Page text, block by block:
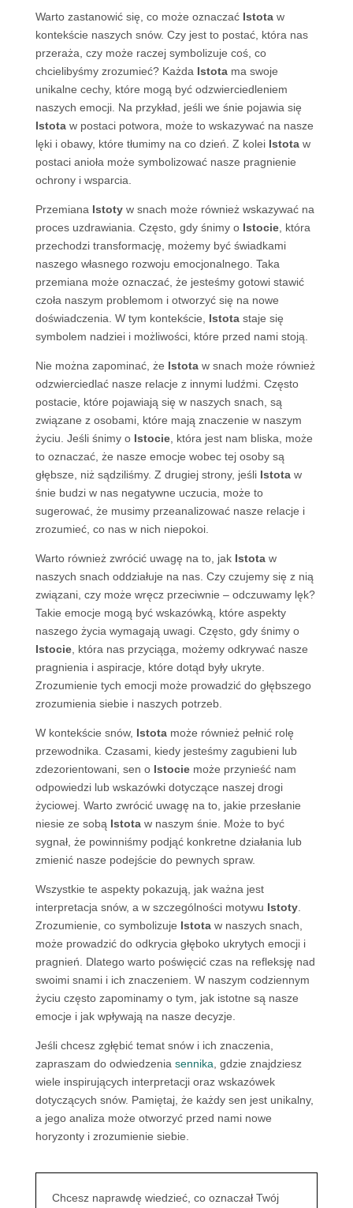
Warto zastanowić się, co może oznaczać Istotaw
kontekście naszych snów. Czy jest to postać, która nas
przeraża, czy może raczej symbolizuje coś, co
chcielibyśmy zrozumieć? Każda Istotama swoje
unikalne cechy, które mogą być odzwierciedleniem
naszych emocji. Na przykład, jeśli we śnie pojawia się
Istotaw postaci potwora, może to wskazywać na nasze
lęki i obawy, które tłumimy na co dzień. Z kolei Istotaw
postaci anioła może symbolizować nasze pragnienie
ochrony i wsparcia.
Przemiana Istotyw snach może również wskazywać na
proces uzdrawiania. Często, gdy śnimy o Istocie, która
przechodzi transformację, możemy być świadkami
naszego własnego rozwoju emocjonalnego. Taka
przemiana może oznaczać, że jesteśmy gotowi stawić
czoła naszym problemom i otworzyć się na nowe
doświadczenia. W tym kontekście, Istotastaje się
symbolem nadziei i możliwości, które przed nami stoją.
Nie można zapominać, że Istotaw snach może również
odzwierciedlać nasze relacje z innymi ludźmi. Często
postacie, które pojawiają się w naszych snach, są
związane z osobami, które mają znaczenie w naszym
życiu. Jeśli śnimy o Istocie, która jest nam bliska, może
to oznaczać, że nasze emocje wobec tej osoby są
głębsze, niż sądziliśmy. Z drugiej strony, jeśli Istotaw
śnie budzi w nas negatywne uczucia, może to
sugerować, że musimy przeanalizować nasze relacje i
zrozumieć, co nas w nich niepokoi.
Warto również zwrócić uwagę na to, jak Istotaw
naszych snach oddziałuje na nas. Czy czujemy się z nią
związani, czy może wręcz przeciwnie – odczuwamy lęk?
Takie emocje mogą być wskazówką, które aspekty
naszego życia wymagają uwagi. Często, gdy śnimy o
Istocie, która nas przyciąga, możemy odkrywać nasze
pragnienia i aspiracje, które dotąd były ukryte.
Zrozumienie tych emocji może prowadzić do głębszego
zrozumienia siebie i naszych potrzeb.
W kontekście snów, Istotamoże również pełnić rolę
przewodnika. Czasami, kiedy jesteśmy zagubieni lub
zdezorientowani, sen o Istociemoże przynieść nam
odpowiedzi lub wskazówki dotyczące naszej drogi
życiowej. Warto zwrócić uwagę na to, jakie przesłanie
niesie ze sobą Istotaw naszym śnie. Może to być
sygnał, że powinniśmy podjąć konkretne działania lub
zmienić nasze podejście do pewnych spraw.
Wszystkie te aspekty pokazują, jak ważna jest
interpretacja snów, a w szczególności motywu Istoty.
Zrozumienie, co symbolizuje Istotaw naszych snach,
może prowadzić do odkrycia głęboko ukrytych emocji i
pragnień. Dlatego warto poświęcić czas na refleksję nad
swoimi snami i ich znaczeniem. W naszym codziennym
życiu często zapominamy o tym, jak istotne są nasze
emocje i jak wpływają na nasze decyzje.
Jeśli chcesz zgłębić temat snów i ich znaczenia,
zapraszam do odwiedzenia sennika , gdzie znajdziesz
wiele inspirujących interpretacji oraz wskazówek
dotyczących snów. Pamiętaj, że każdy sen jest unikalny,
a jego analiza może otworzyć przed nami nowe
horyzonty i zrozumienie siebie.
Chcesz naprawdę wiedzieć, co oznaczał Twój